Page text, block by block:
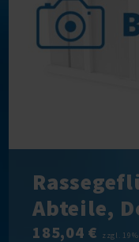
Abteile,
185,04 € zzgl. 19%